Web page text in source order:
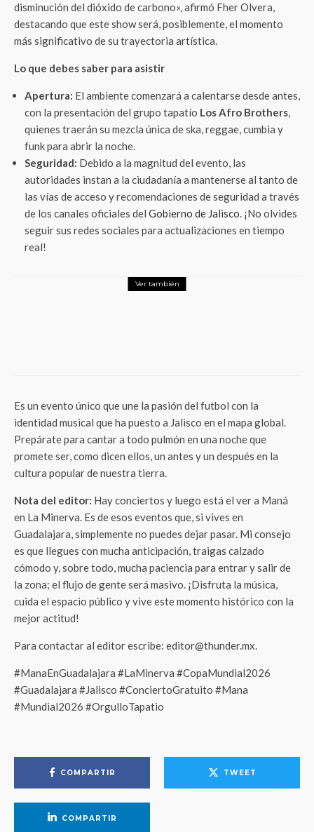
disminución del dióxido de carbono», afirmó Fher Olvera,
destacando que este show será, posiblemente, el momento
más significativo de su trayectoria artística.
Lo que debes saber para asistir
Apertura: El ambiente comenzará a calentarse desde antes,
con la presentación del grupo tapatío Los Afro Brothers,
quienes traerán su mezcla única de ska, reggae, cumbia y
funk para abrir la noche.
Seguridad: Debido a la magnitud del evento, las
autoridades instan a la ciudadanía a mantenerse al tanto de
las vías de acceso y recomendaciones de seguridad a través
de los canales oficiales del Gobierno de Jalisco. ¡No olvides
seguir sus redes sociales para actualizaciones en tiempo
real!
Ver también
Es un evento único que une la pasión del futbol con la
identidad musical que ha puesto a Jalisco en el mapa global.
Prepárate para cantar a todo pulmón en una noche que
promete ser, como dicen ellos, un antes y un después en la
cultura popular de nuestra tierra.
Nota del editor: Hay conciertos y luego está el ver a Maná
en La Minerva. Es de esos eventos que, si vives en
Guadalajara, simplemente no puedes dejar pasar. Mi consejo
es que llegues con mucha anticipación, traigas calzado
cómodo y, sobre todo, mucha paciencia para entrar y salir de
la zona; el flujo de gente será masivo. ¡Disfruta la música,
cuida el espacio público y vive este momento histórico con la
mejor actitud!
Para contactar al editor escribe: editor@thunder.mx.
#ManaEnGuadalajara #LaMinerva #CopaMundial2026
#Guadalajara #Jalisco #ConciertoGratuito #Mana
#Mundial2026 #OrgulloTapatio
COMPARTIR TWEET
COMPARTIR